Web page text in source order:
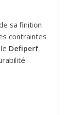
sa finition
contraintes
Defiperf